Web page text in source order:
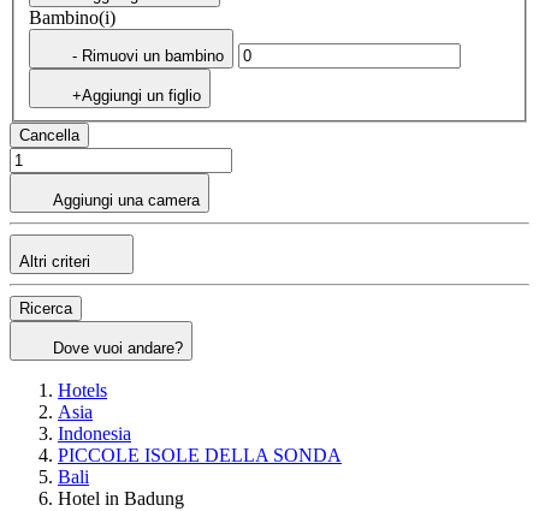
Bambino(i)
- Rimuovi un bambino
+Aggiungi un figlio
Cancella
Aggiungi una camera
Altri criteri
Ricerca
Dove vuoi andare?
Hotels
Asia
Indonesia
PICCOLE ISOLE DELLA SONDA
Bali
Hotel in Badung